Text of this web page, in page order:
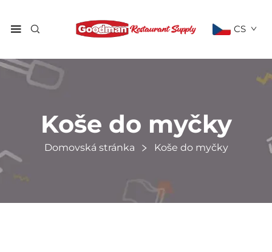
CS
Koše do myčky
Domovská stránka Koše do myčky